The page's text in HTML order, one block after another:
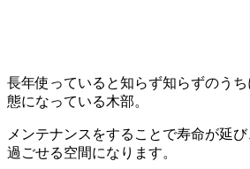
長年使っていると知らず知らずのう
態になっている木部。
メンテナンスをすることで寿命が延
過ごせる空間になります。